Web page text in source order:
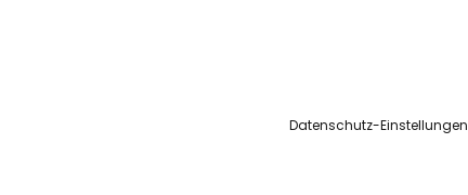
Datenschutz-Einstellungen